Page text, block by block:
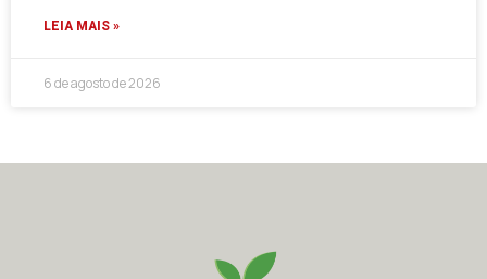
LEIA MAIS »
6 de agosto de 2026